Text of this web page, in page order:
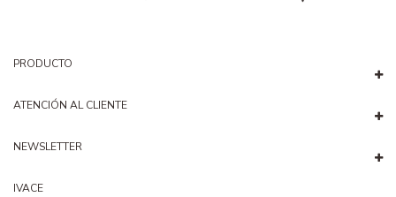
PRODUCTO
ATENCIÓN AL CLIENTE
NEWSLETTER
IVACE